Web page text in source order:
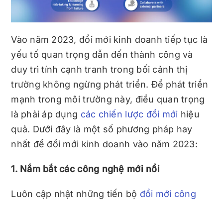
Vào năm 2023, đổi mới kinh doanh tiếp tục là
yếu tố quan trọng dẫn đến thành công và
duy trì tính cạnh tranh trong bối cảnh thị
trường không ngừng phát triển. Để phát triển
mạnh trong môi trường này, điều quan trọng
là phải áp dụng các chiến lược đổi mới hiệu
quả. Dưới đây là một số phương pháp hay
nhất để đổi mới kinh doanh vào năm 2023:
1. Nắm bắt các công nghệ mới nổi
Luôn cập nhật những tiến bộ đổi mới công